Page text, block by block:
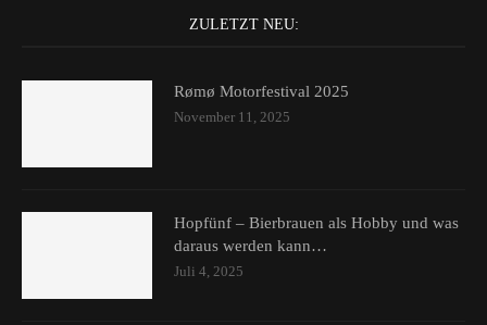
ZULETZT NEU:
Rømø Motorfestival 2025
November 11, 2025
Hopfünf – Bierbrauen als Hobby und was
daraus werden kann…
Juli 4, 2025